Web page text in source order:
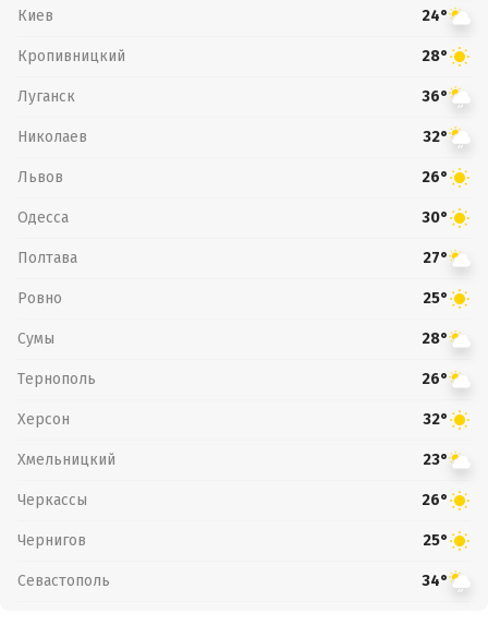
Киев 24°
Кропивницкий 28°
Луганск 36°
Николаев 32°
Львов 26°
Одесса 30°
Полтава 27°
Ровно 25°
Сумы 28°
Тернополь 26°
Херсон 32°
Хмельницкий 23°
Черкассы 26°
Чернигов 25°
Севастополь 34°